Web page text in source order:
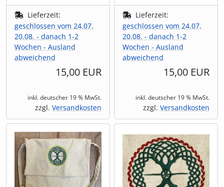
Lieferzeit:
geschlossen vom 24.07.
20.08. - danach 1-2
Wochen - Ausland
abweichend
15,00 EUR
inkl. deutscher 19 % MwSt.
zzgl. Versandkosten
Lieferzeit:
geschlossen vom 24.07.
20.08. - danach 1-2
Wochen - Ausland
abweichend
15,00 EUR
inkl. deutscher 19 % MwSt.
zzgl. Versandkosten